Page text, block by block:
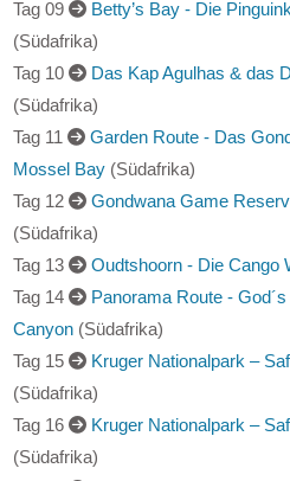
(Südafrika)
Tag 09
Betty’s Bay - Die
(Südafrika)
Tag 10
Das Kap Agulhas & das
(Südafrika)
Tag 11
Garden Route - Das
Mossel Bay(Südafrika)
Tag 12
Gondwana Game
(Südafrika)
Tag 13
Oudtshoorn - Die Cango
Tag 14
Panorama Route -
Canyon(Südafrika)
Tag 15
Kruger Nationalpark –
(Südafrika)
Tag 16
Kruger Nationalpark –